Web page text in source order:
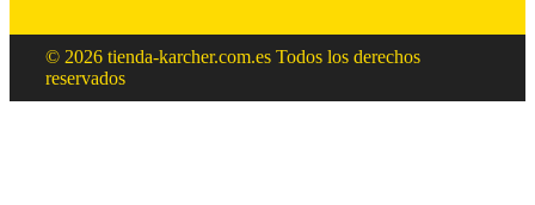
© 2026 tienda-karcher.com.es Todos los derechos
reservados